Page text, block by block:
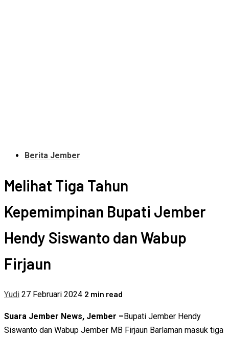
Berita Jember
Melihat Tiga Tahun
Kepemimpinan Bupati Jember
Hendy Siswanto dan Wabup
Firjaun
Yudi 27 Februari 2024 2 min read
Suara Jember News, Jember – Bupati Jember Hendy
Siswanto dan Wabup Jember MB Firjaun Barlaman masuk tiga